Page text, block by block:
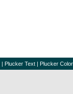
| Plucker Text | Plucker Color